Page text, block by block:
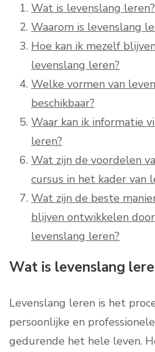
Wat is levenslang leren?
Waarom is levenslang
Hoe kan ik mezelf
levenslang leren?
Welke vormen van
beschikbaar?
Waar kan ik informatie
leren?
Wat zijn de voordelen
cursus in het kader van
Wat zijn de beste
blijven ontwikkelen
levenslang leren?
Wat is levenslang
Levenslang leren is het
persoonlijke en
gedurende het hele leven.